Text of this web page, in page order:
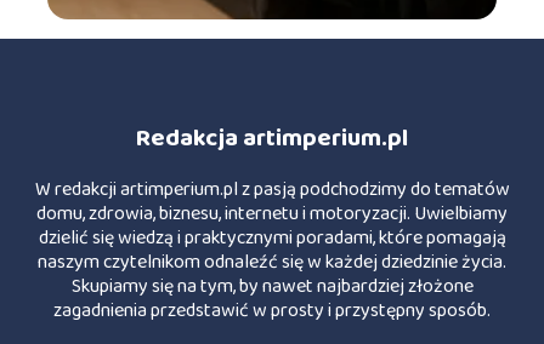
Redakcja artimperium.pl
W redakcji artimperium.pl z pasją podchodzimy do tematów
domu, zdrowia, biznesu, internetu i motoryzacji. Uwielbiamy
dzielić się wiedzą i praktycznymi poradami, które pomagają
naszym czytelnikom odnaleźć się w każdej dziedzinie życia.
Skupiamy się na tym, by nawet najbardziej złożone
zagadnienia przedstawić w prosty i przystępny sposób.